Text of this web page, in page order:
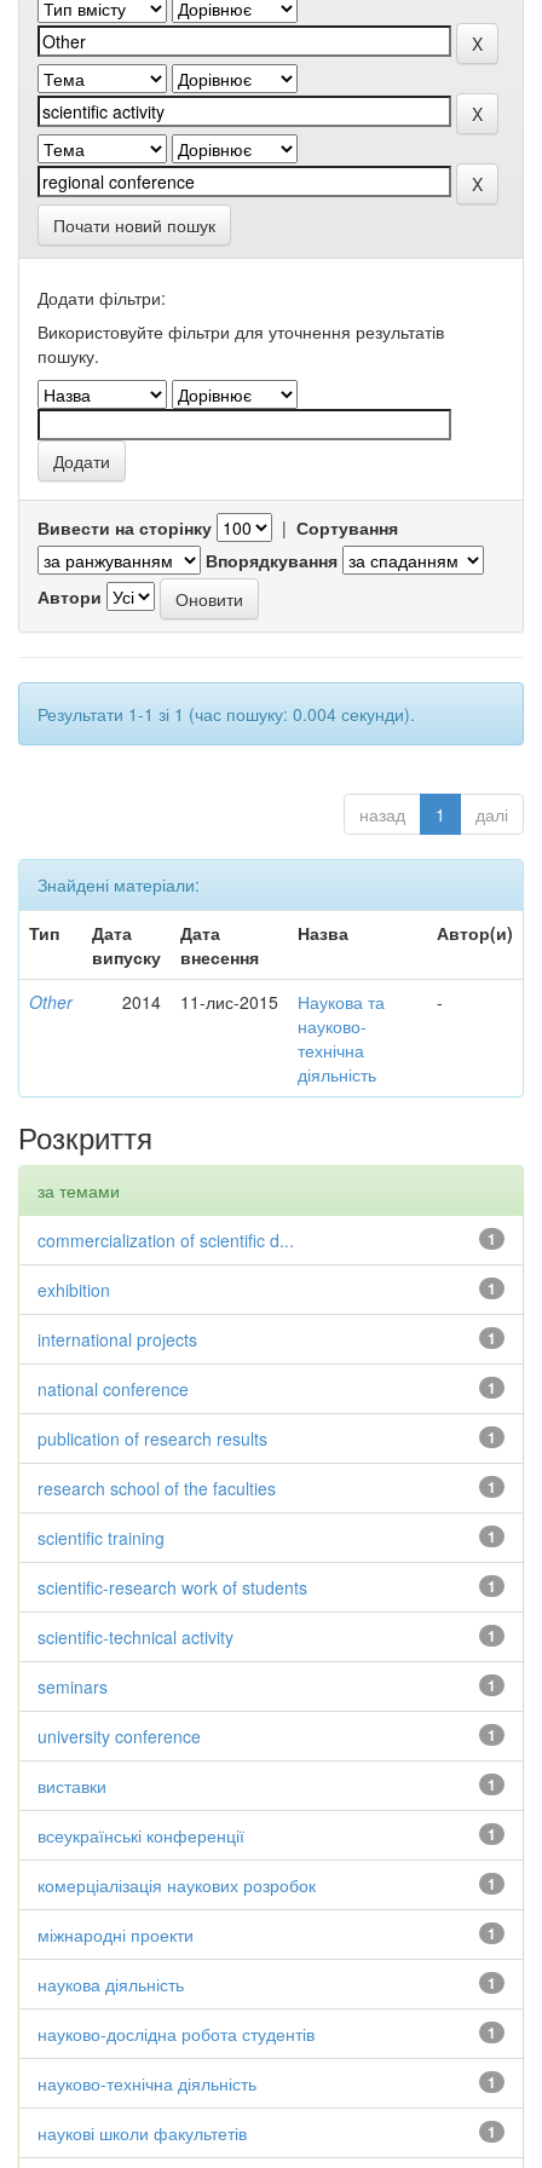
Почати новий пошук
Додати фільтри:
Використовуйте фільтри для уточнення результатів
пошуку.
Вивести на сторінку | Сортування
Впорядкування
Автори
Результати 1-1 зі 1 (час пошуку: 0.004 секунди).
назад 1 далі
Знайдені матеріали:
Тип
Дата
випуску
Дата
внесення
Назва Автор(и)
Other 2014 11-лис-2015
Наукова та
науково-
технічна
діяльність
-
Розкриття
за темами
1
commercialization of scientific d...
1
exhibition
1
international projects
1
national conference
1
publication of research results
1
research school of the faculties
1
scientific training
1
scientific-research work of students
1
scientific-technical activity
1
seminars
1
university conference
1
виставки
1
всеукраїнські конференції
1
комерціалізація наукових розробок
1
міжнародні проекти
1
наукова діяльність
1
науково-дослідна робота студентів
1
науково-технічна діяльність
1
наукові школи факультетів